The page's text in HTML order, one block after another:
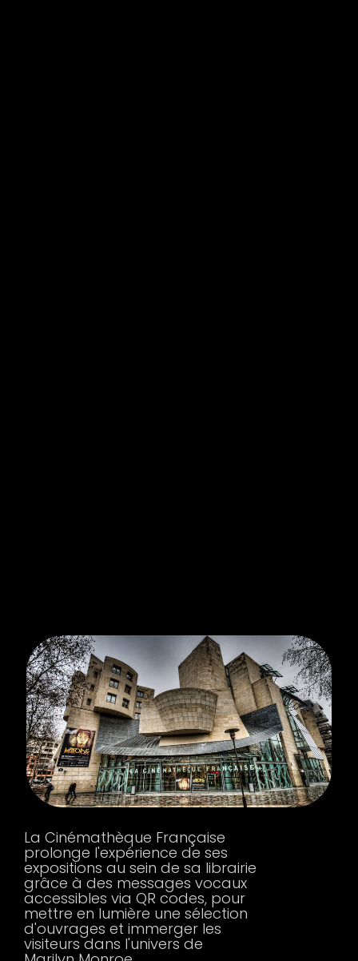
La Cinémathèque Française
prolonge l'expérience de ses
expositions au sein de sa librairie
grâce à des messages vocaux
accessibles via QR codes, pour
mettre en lumière une sélection
d'ouvrages et immerger les
visiteurs dans l'univers de